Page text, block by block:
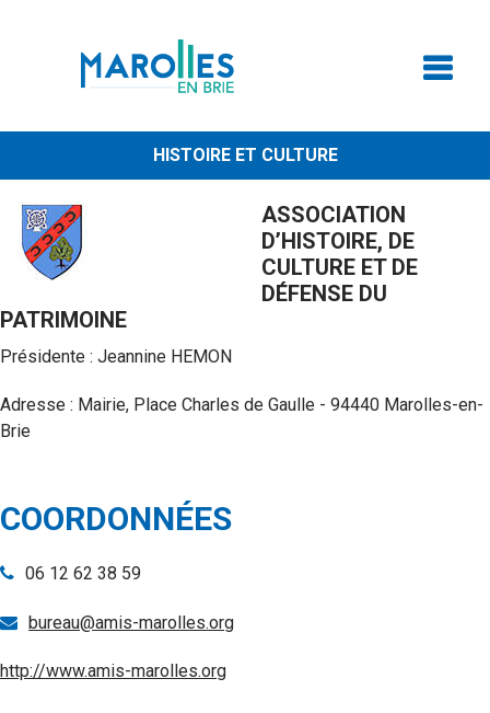
HISTOIRE ET CULTURE
ASSOCIATION
D’HISTOIRE, DE
CULTURE ET DE
DÉFENSE DU
PATRIMOINE
Présidente : Jeannine HEMON
Adresse : Mairie, Place Charles de Gaulle - 94440 Marolles-en-
Brie
COORDONNÉES
06 12 62 38 59
bureau@amis-marolles.org
http://www.amis-marolles.org